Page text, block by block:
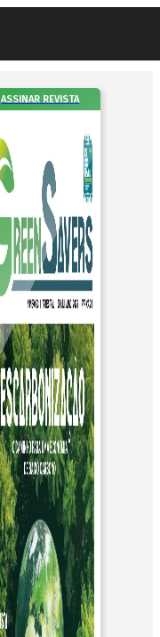
ASSINAR REVISTA